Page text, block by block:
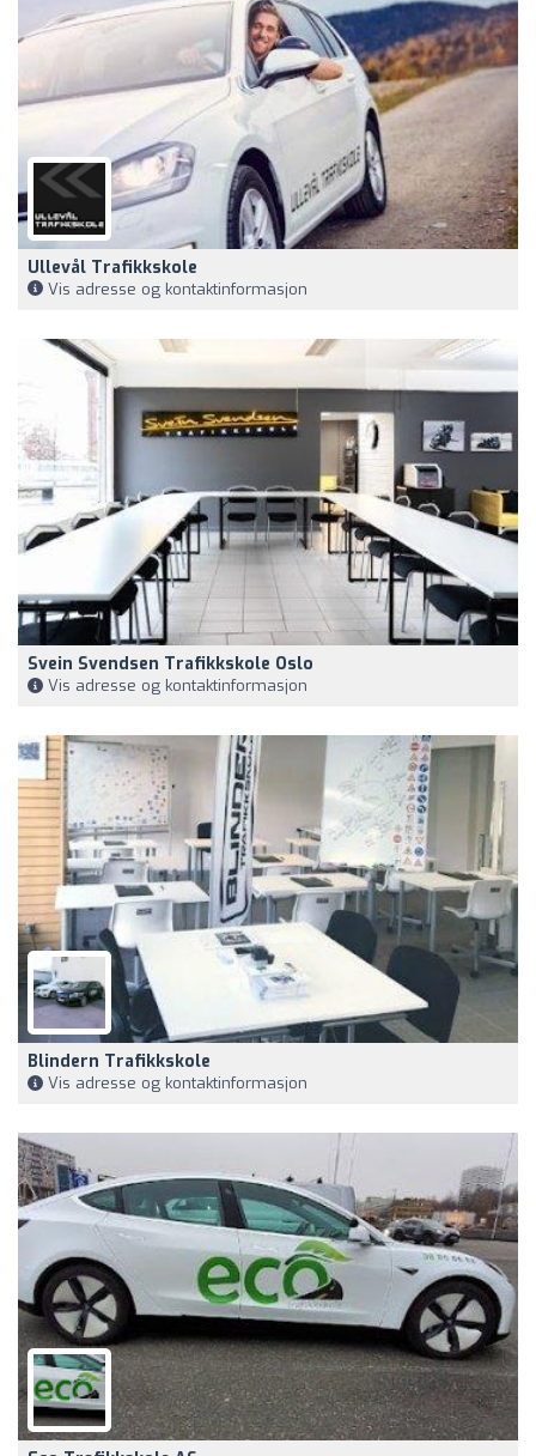
Ullevål Trafikkskole
Vis adresse og kontaktinformasjon
Svein Svendsen Trafikkskole Oslo
Vis adresse og kontaktinformasjon
Blindern Trafikkskole
Vis adresse og kontaktinformasjon